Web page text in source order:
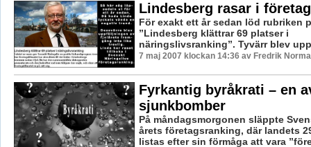
Lindesberg rasar i
För exakt ett år sedan löd rubriken
”Lindesberg klättrar 69 platser i
näringslivsranking”. Tyvärr blev
7 maj 2007 klockan 14:36 av Fredrik
Fyrkantig byråkrati – en
sjunkbomber
På måndagsmorgonen släppte
årets företagsranking, där landets
listas efter sin förmåga att vara